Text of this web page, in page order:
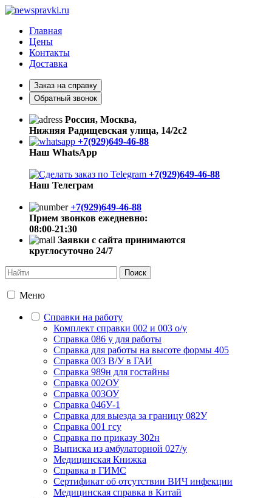
Главная
Цены
Контакты
Доставка
Заказ на справку
Обратный звонок
Россия, Москва,
Нижняя Радищевская улица, 14/2с2
+7(929)649-46-88
Наш WhatsApp
+7(929)649-46-88
Наш Телеграм
+7(929)649-46-88
Прием звонков ежедневно:
08:00-21:30
Заявки с сайта принимаются
круглосуточно 24/7
Меню
Справки на работу
Комплект справки 002 и 003 о/у
Справка 086 у для работы
Справка для работы на высоте формы 405
Справка 003 В/У в ГАИ
Справка 989н для гостайны
Справка 002ОУ
Справка 003ОУ
Справка 046У-1
Справка для выезда за границу 082У
Справка 001 гсу
Справка по приказу 302н
Выписка из амбулаторной 027/у
Медицинская Книжка
Справка в ГИМС
Сертификат об отсутствии ВИЧ инфекции
Медицинская справка в Китай